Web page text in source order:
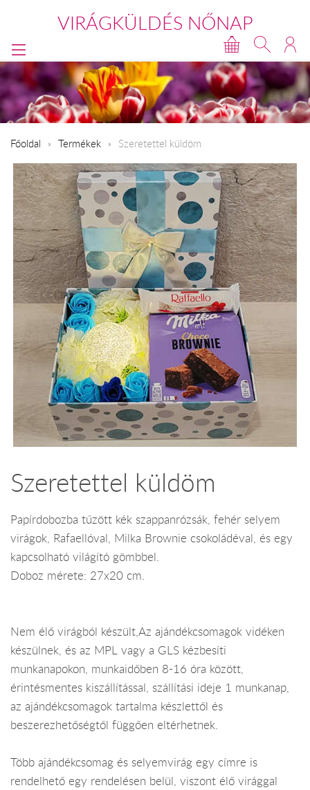
VIRÁGKÜLDÉS NŐNAP
Főoldal Termékek Szeretettel küldöm
Szeretettel küldöm
Papírdobozba tűzött kék szappanrózsák, fehér selyem
virágok, Rafaellóval, Milka Brownie csokoládéval, és egy
kapcsolható világító gömbbel.
Doboz mérete: 27x20 cm.
Nem élő virágból készült,Az ajándékcsomagok vidéken
készülnek, és az MPL vagy a GLS kézbesíti
munkanapokon, munkaidőben 8-16 óra között,
érintésmentes kiszállítással, szállítási ideje 1 munkanap,
az ajándékcsomagok tartalma készlettől és
beszerezhetőségtől függően eltérhetnek.
Több ajándékcsomag és selyemvirág egy címre is
rendelhető egy rendelésen belül, viszont élő virággal